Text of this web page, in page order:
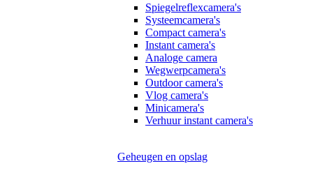
Spiegelreflexcamera's
Systeemcamera's
Compact camera's
Instant camera's
Analoge camera
Wegwerpcamera's
Outdoor camera's
Vlog camera's
Minicamera's
Verhuur instant camera's
Geheugen en opslag